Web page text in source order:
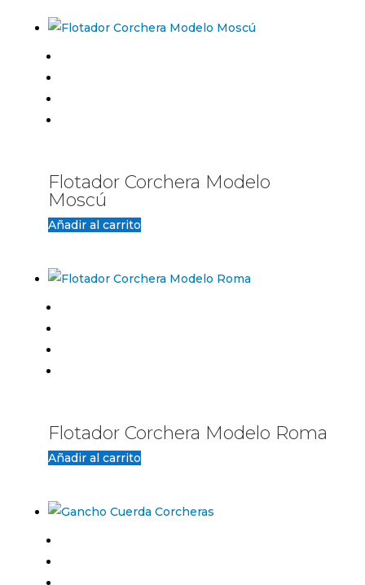
Flotador Corchera Modelo
Moscú
Añadir al carrito
Flotador Corchera Modelo Roma
Añadir al carrito